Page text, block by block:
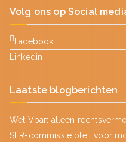
Volg ons op Social
Facebook
Linkedin
Laatste blogberichten
Wet Vbar: alleen
SER-commissie pleit voor